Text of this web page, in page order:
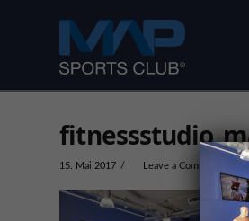
15. Mai 2017 Leave a Comment